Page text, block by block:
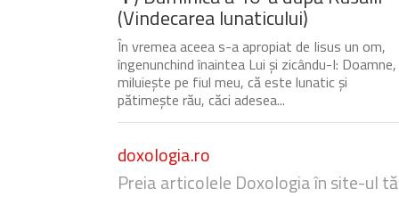
(Vindecarea lunaticului)
În vremea aceea s-a apropiat de Iisus un om,
îngenunchind înaintea Lui și zicându-I: Doamne,
miluiește pe fiul meu, că este lunatic și
pătimește rău, căci adesea...
doxologia.ro
Preia articolele Doxologia în site-ul